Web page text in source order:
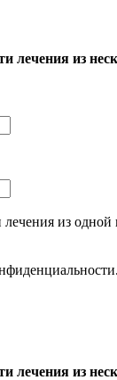
лечения из
из одной
лечения из